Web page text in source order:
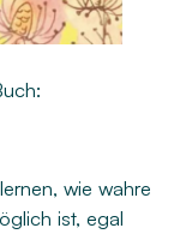
wie wahre
ist, egal